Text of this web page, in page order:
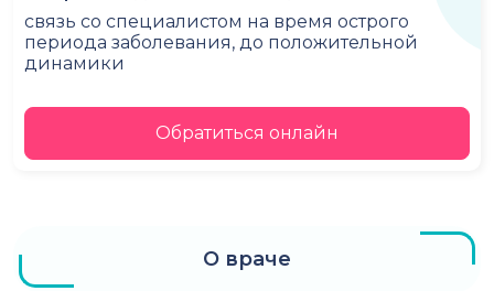
связь со специалистом на время острого
периода заболевания, до положительной
динамики
Обратиться онлайн
О враче